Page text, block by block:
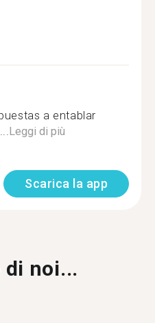
a entablar
Leggi di più
Scarica la app
di noi...